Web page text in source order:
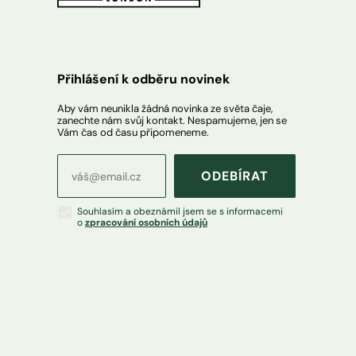
Přihlášení k odběru novinek
Aby vám neunikla žádná novinka ze světa čaje,
zanechte nám svůj kontakt. Nespamujeme, jen se
Vám čas od času připomeneme.
ODEBÍRAT
Souhlasím a obeznámil jsem se s informacemi
ozpracování osobních údajů